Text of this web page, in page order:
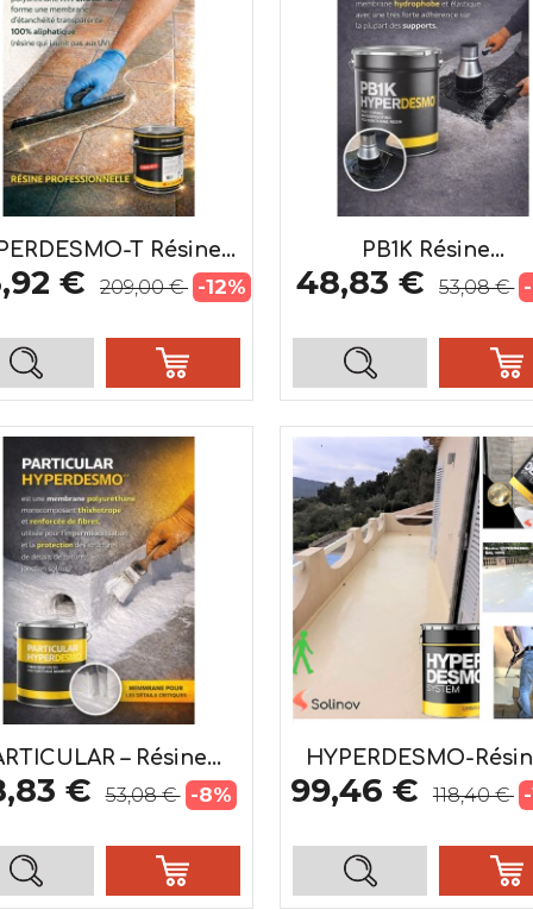
T Résine...
€ 209,00 € -12%
PB1K Résine...
48,83 € 53,08 €
– Résine...
€ 53,08 € -8%
HYPERDESMO-
99,46 € 118,40 €